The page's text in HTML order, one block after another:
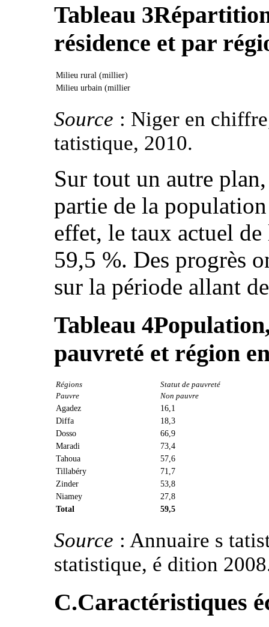
Tableau 3
résidence et par
Milieu rural (millier)
Milieu urbain (millier
Source : Niger en
tatistique, 2010.
Sur tout un autre
partie de la
effet, le taux actuel
59,5 %. Des progrès
sur la période allant
Tableau 4
pauvreté et région
Régions
Statut de pauvreté
Pauvre
Non pauvre
Agadez
16,1
Diffa
18,3
Dosso
66,9
Maradi
73,4
Tahoua
57,6
Tillabéry
71,7
Zinder
53,8
Niamey
27,8
Total
59,5
Source : Annuaire s
statistique, é dition
C.Caractéristiques